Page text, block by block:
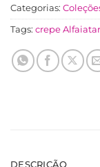
Categorias:
Tags: crepe
DESCRIÇÃO